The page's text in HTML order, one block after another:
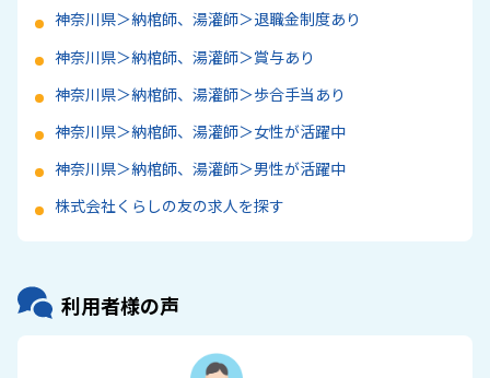
神奈川県＞納棺師、湯灌師＞退職金制度あり
神奈川県＞納棺師、湯灌師＞賞与あり
神奈川県＞納棺師、湯灌師＞歩合手当あり
神奈川県＞納棺師、湯灌師＞女性が活躍中
神奈川県＞納棺師、湯灌師＞男性が活躍中
株式会社くらしの友の求人を探す
利用者様の声